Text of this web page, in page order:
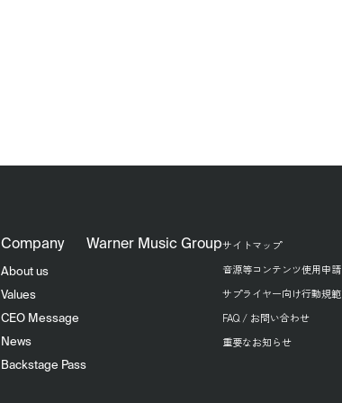
Company
About us
Values
CEO Message
News
Backstage Pass
Warner Music Groupサイトマップ
音源等コンテンツ使用申請
サプライヤー向け行動規範
FAQ / お問い合わせ
重要なお知らせ